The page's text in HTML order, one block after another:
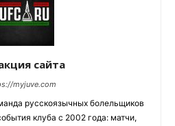
сайта
myjuve.com
русскоязычных болельщиков
клуба с 2002 года: матчи,